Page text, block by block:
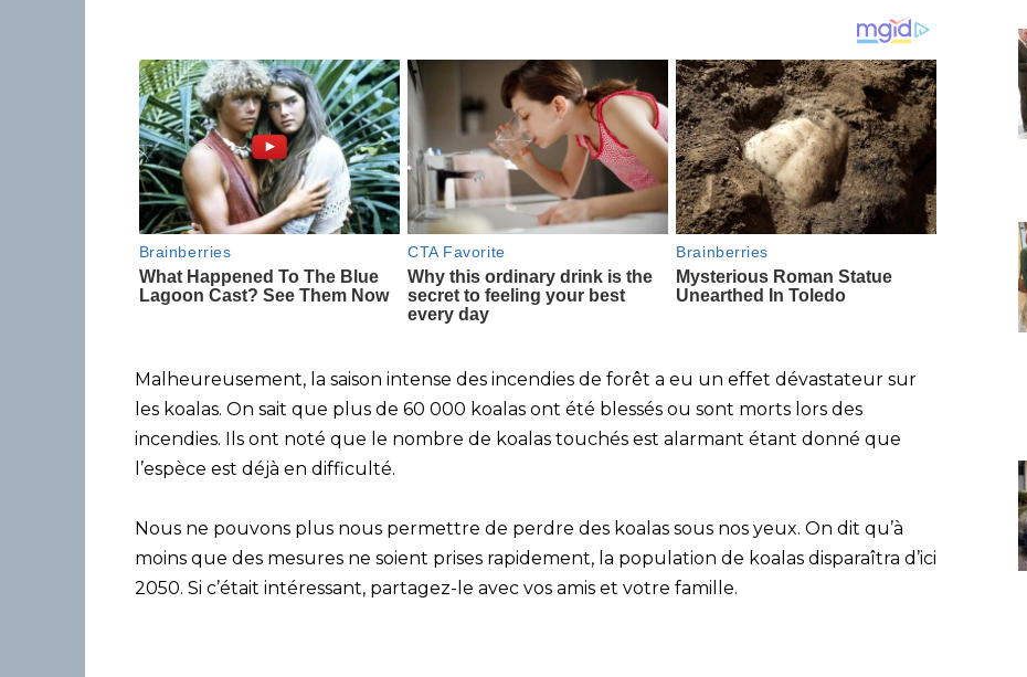
Malheureusement, la saison intense des incendies de forêt a eu un effet dévastateur sur
les koalas. On sait que plus de 60 000 koalas ont été blessés ou sont morts lors des
incendies. Ils ont noté que le nombre de koalas touchés est alarmant étant donné que
l’espèce est déjà en difficulté.
Nous ne pouvons plus nous permettre de perdre des koalas sous nos yeux. On dit qu’à
moins que des mesures ne soient prises rapidement, la population de koalas disparaîtra d’ici
2050. Si c’était intéressant, partagez-le avec vos amis et votre famille.